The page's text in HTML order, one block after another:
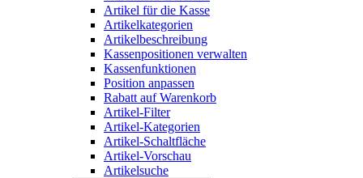
Artikel für die Kasse
Artikelkategorien
Artikelbeschreibung
Kassenpositionen verwalten
Kassenfunktionen
Position anpassen
Rabatt auf Warenkorb
Artikel-Filter
Artikel-Kategorien
Artikel-Schaltfläche
Artikel-Vorschau
Artikelsuche